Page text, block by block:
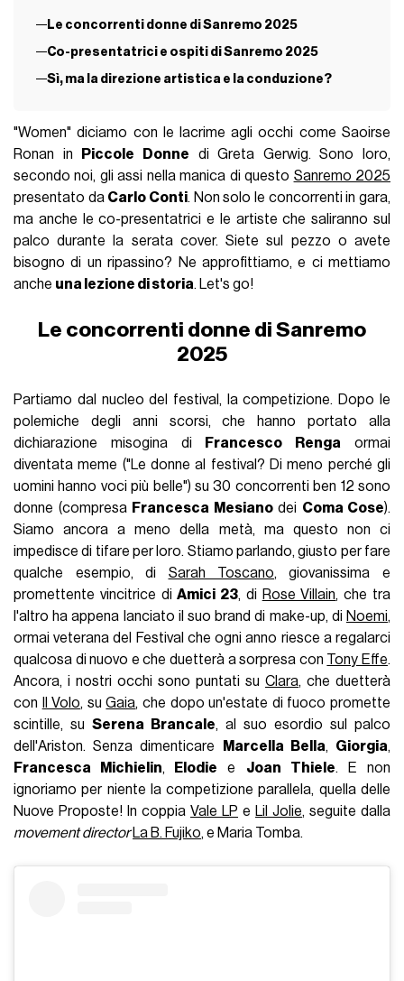
Le concorrenti donne di Sanremo 2025
Co-presentatrici e ospiti di Sanremo 2025
Sì, ma la direzione artistica e la conduzione?
"Women" diciamo con le lacrime agli occhi come Saoirse
Ronan in
Piccole Donne di Greta Gerwig. Sono loro,
secondo noi, gli assi nella manica di questo Sanremo 2025
presentato da Carlo Conti. Non solo le concorrenti in gara,
ma anche le co-presentatrici e le artiste che saliranno sul
palco durante la serata cover. Siete sul pezzo o avete
bisogno di un ripassino? Ne approfittiamo, e ci mettiamo
anche una lezione di storia. Let's go!
Le concorrenti donne di Sanremo
2025
Partiamo dal nucleo del festival, la competizione. Dopo le
polemiche degli anni scorsi, che hanno portato alla
dichiarazione misogina di
Francesco Renga ormai
diventata meme ("Le donne al festival? Di meno perché gli
uomini hanno voci più belle") su 30 concorrenti ben 12 sono
donne (compresa Francesca Mesianodei Coma Cose).
Siamo ancora a meno della metà, ma questo non ci
impedisce di tifare per loro. Stiamo parlando, giusto per fare
qualche esempio, di Sarah Toscano, giovanissima e
promettente vincitrice diAmici 23, di Rose Villain, che tra
l'altro ha appena lanciato il suo brand di make-up, di Noemi,
ormai veterana del Festival che ogni anno riesce a regalarci
qualcosa di nuovo e che duetterà a sorpresa con Tony Effe.
Ancora, i nostri occhi sono puntati su Clara, che duetterà
con
Il Volo, suGaia, che dopo un'estate di fuoco promette
scintille, suSerena Brancale, al suo esordio sul palco
dell'Ariston. Senza dimenticare
Marcella Bella, Giorgia,
Francesca Michielin, Elodie e Joan Thiele. E non
ignoriamo per niente la competizione parallela, quella delle
Nuove Proposte! In coppiaVale LP e Lil Jolie, seguite dalla
movement director La B. Fujiko, e Maria Tomba.